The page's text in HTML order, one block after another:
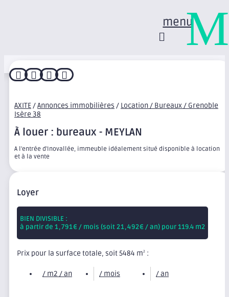
menu
   
AXITE/Annonces immobilières / Location / Bureaux / Grenoble
Isère 38
À louer : bureaux - MEYLAN
A l'entrée d'Inovallée, immeuble idéalement situé disponible à location
et à la vente
Loyer
BIEN DIVISIBLE :
à partir de 1,791€ / mois (soit21,492€ / an) pour 119.4 m2
Prix pour la surface totale, soit 5484 m2 :
/ m2 / an / mois / an
M